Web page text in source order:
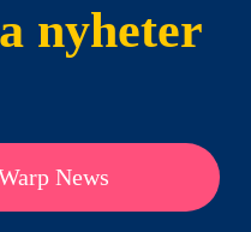
nyheter
News